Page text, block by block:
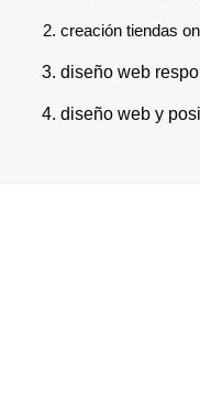
creación tiendas
diseño web
diseño web y